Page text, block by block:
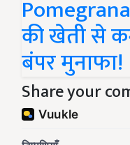
की खेती से
बंपर मुनाफा!
Share your